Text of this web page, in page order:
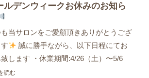
ルデンウィークお休みのお知ら
当サロンをご愛顧頂きありがとうござ
誠に勝手ながら、以下日程にてお
します ・休業期間:4/26（土）〜5/6
読む